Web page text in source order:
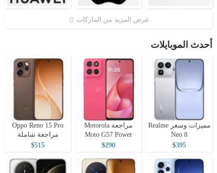
عرض المزيد من الماركات
أحدث الموبايلات
مميزات وسعر Realme
Neo 8
$395
مراجعة Motorola
Moto G57 Power
$290
Oppo Reno 15 Pro
مراجعة شاملة
$515